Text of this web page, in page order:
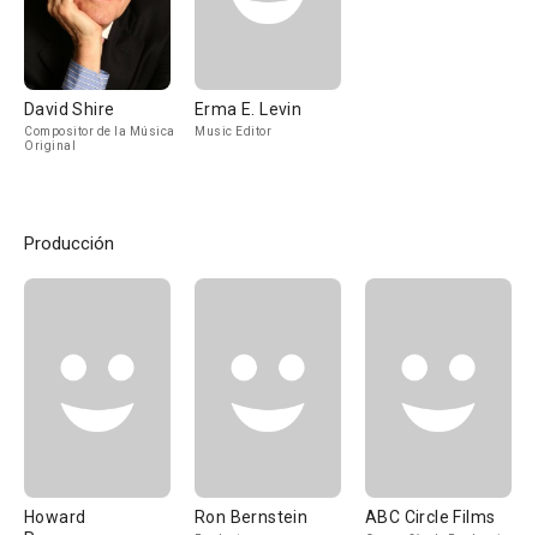
David Shire
Compositor de la Música
Original
Erma E. Levin
Music Editor
Producción
Howard
Ron Bernstein ABC Circle Films